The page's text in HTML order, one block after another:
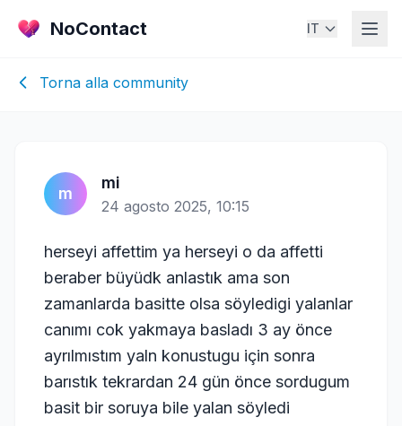
NoContact IT
Torna alla community
m
mi
24 agosto 2025, 10:15
herseyi affettim ya herseyi o da affetti
beraber büyüdk anlastık ama son
zamanlarda basitte olsa söyledigi yalanlar
canımı cok yakmaya basladı 3 ay önce
ayrılmıstım yaln konustugu için sonra
barıstık tekrardan 24 gün önce sordugum
basit bir soruya bile yalan söyledi